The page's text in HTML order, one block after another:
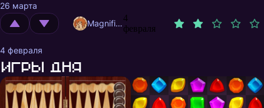
26 марта
MagnificentMrFox
4
февраля
4 февраля
Игры дня